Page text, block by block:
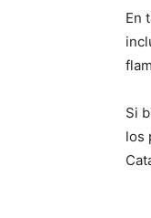
En
Si
los